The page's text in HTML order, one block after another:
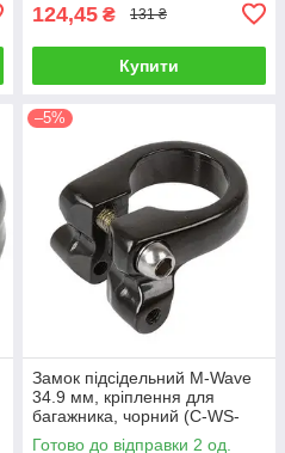
124,45 ₴ 131 ₴
Купити
–5%
Замок підсідельний M-Wave
34.9 мм, кріплення для
багажника, чорний (C-WS-
0035)
Готово до відправки 2 од.